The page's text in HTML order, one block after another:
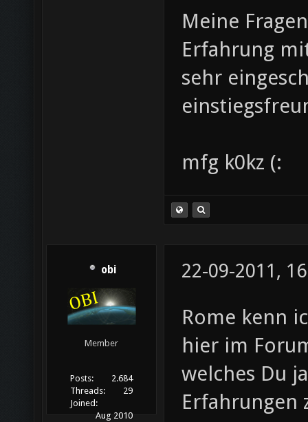
Meine
Erfahrung
sehr
mfg k0kz (:
obi
Member
Posts:
2.684
Threads:
29
Joined:
Aug 2010
22-09-2011,
Rome kenn
hier im
welches Du
Erfahrungen